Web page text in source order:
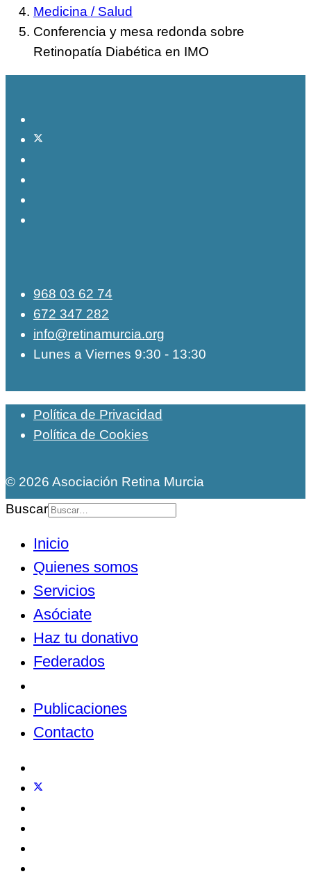
Medicina / Salud
Conferencia y mesa redonda sobre
Retinopatía Diabética en IMO
968 03 62 74
672 347 282
info@retinamurcia.org
Lunes a Viernes 9:30 - 13:30
Política de Privacidad
Política de Cookies
© 2026 Asociación Retina Murcia
Buscar
Inicio
Quienes somos
Servicios
Asóciate
Haz tu donativo
Federados
Publicaciones
Contacto